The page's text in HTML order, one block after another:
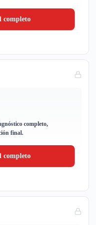
completo
completo,
final.
completo